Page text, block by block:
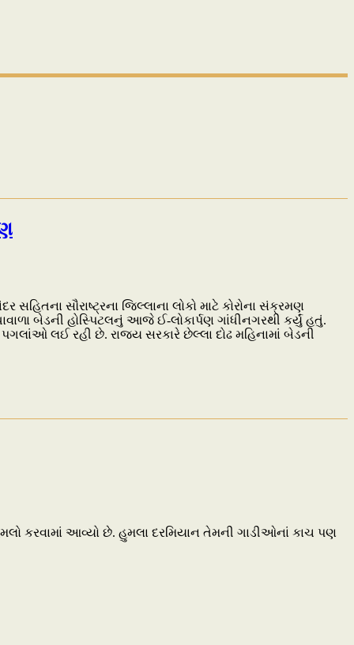
સૌરાષ્ટ્રના જિલ્લાના લોકો માટે કોરોના સંક્રમણ
બેડની હોસ્પિટલનું આજે ઈ-લોકાર્પણ ગાંધીનગરથી કર્યું હતું.
લઈ રહી છે. રાજ્ય સરકારે છેલ્લા દોઢ મહિનામાં બેડની
કરવામાં આવ્યો છે. હુમલા દરમિયાન તેમની ગાડીઓનાં કાચ પણ